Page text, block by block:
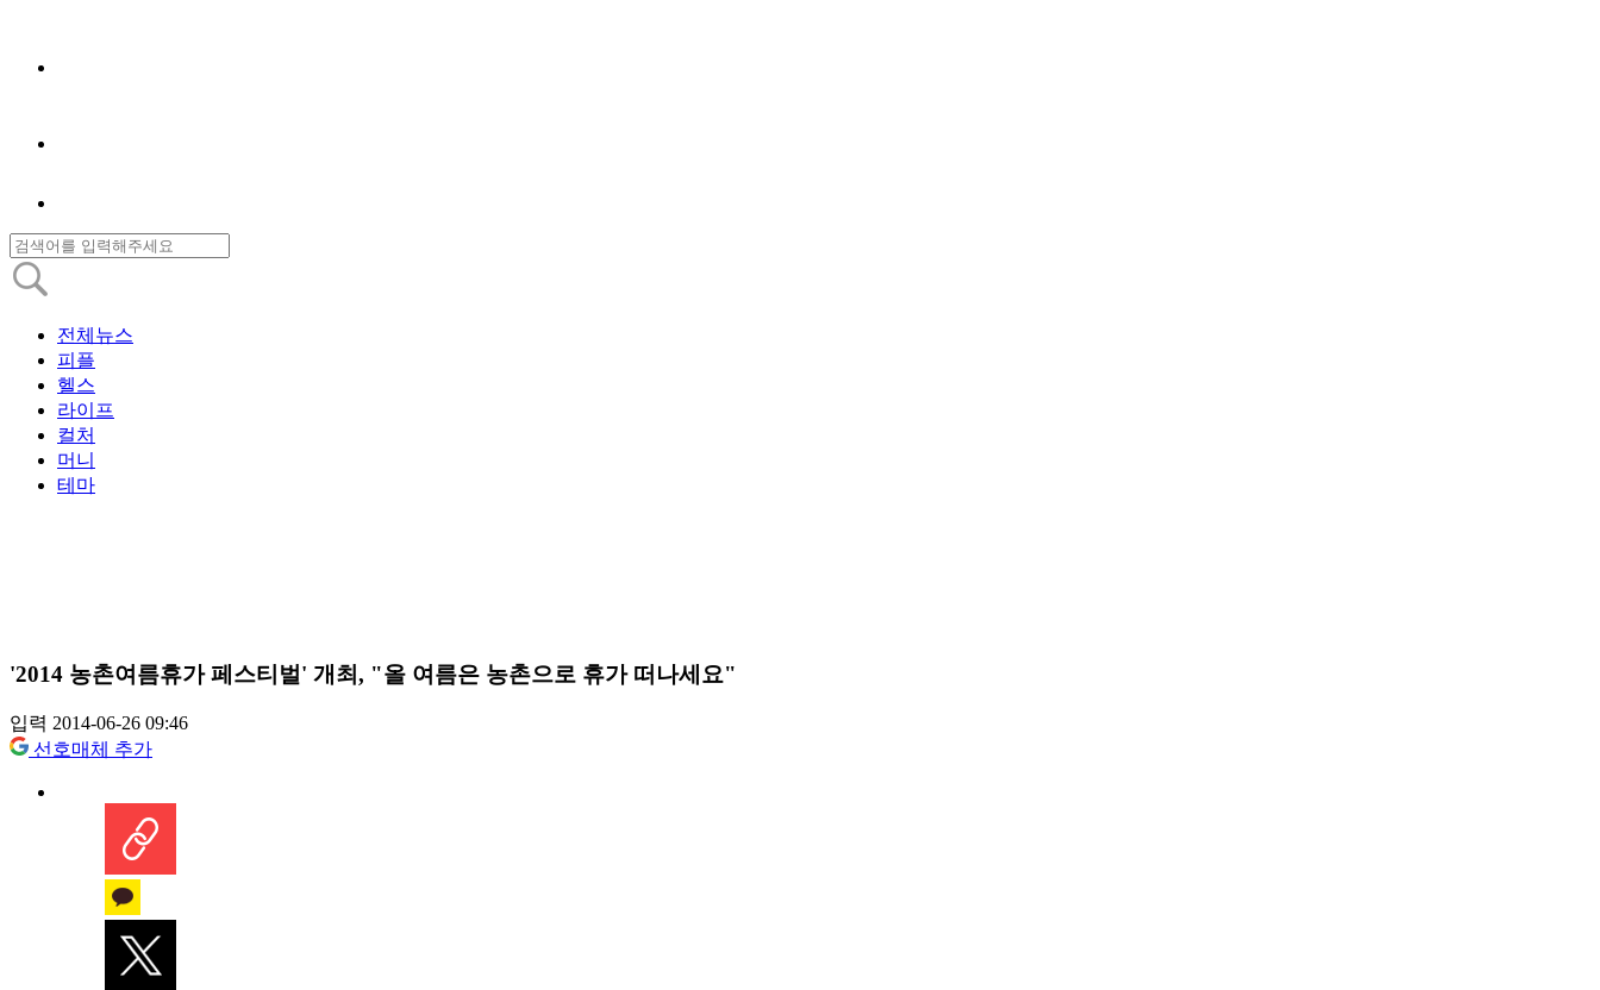
전체뉴스
피플
헬스
라이프
컬처
머니
테마
'2014 농촌여름휴가 페스티벌' 개최, "올 여름은 농촌으로 휴가 떠나세요"
입력 2014-06-26 09:46
선호매체 추가